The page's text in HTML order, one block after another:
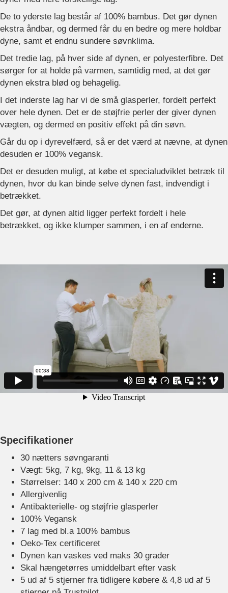
De to yderste lag består af 100% bambus. Det gør dynen
ekstra åndbar, og dermed får du en bedre og mere holdbar
dyne, samt et endnu sundere søvnklima.
Det tredie lag, på hver side af dynen, er polyesterfibre. Det
sørger for at holde på varmen, samtidig med, at det gør
dynen ekstra blød og behagelig.
I det inderste lag har vi de små glasperler, fordelt perfekt
over hele dynen. Det er de støjfrie perler der giver dynen
vægten, og dermed en positiv effekt på din søvn.
Går du op i dyrevelfærd, så er det værd at nævne, at dynen
desuden er 100% vegansk.
Det er desuden muligt, at købe et specialudviklet betræk til
dynen, hvor du kan binde selve dynen fast, indvendigt i
betrækket.
Det gør, at dynen altid ligger perfekt fordelt i hele
betrækket, og ikke klumper sammen, i en af enderne.
Specifikationer
30 nætters søvngaranti
Vægt: 5kg, 7 kg, 9kg, 11 & 13 kg
Størrelser: 140 x 200 cm & 140 x 220 cm
Allergivenlig
Antibakterielle- og støjfrie glasperler
100% Vegansk
7 lag med bl.a 100% bambus
Oeko-Tex certificeret
Dynen kan vaskes ved maks 30 grader
Skal hængetørres umiddelbart efter vask
5 ud af 5 stjerner fra tidligere købere & 4,8 ud af 5